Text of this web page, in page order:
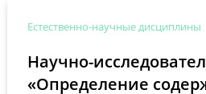
Естественно-научные дисциплины
Научно-
«Определение